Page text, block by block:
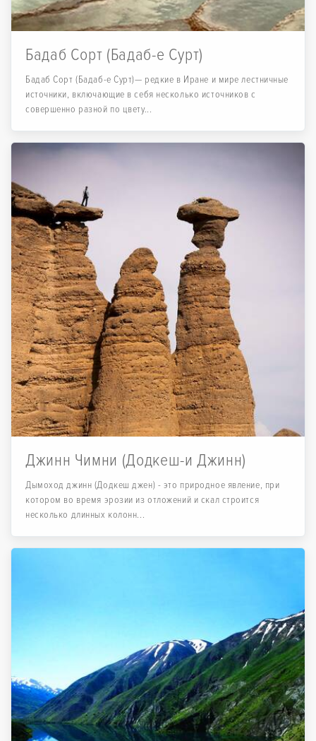
Бадаб Сорт (Бадаб-е Сурт)
Бадаб Сорт (Бадаб-е Сурт)— редкие в Иране и мире лестничные
источники, включающие в себя несколько источников с
совершенно разной по цвету...
Джинн Чимни (Додкеш-и Джинн)
Дымоход джинн (Додкеш джен) - это природное явление, при
котором во время эрозии из отложений и скал строится
несколько длинных колонн...